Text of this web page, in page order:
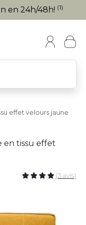
en 24h/48h! (1)
effet velours jaune
en tissu effet
(3 avis)